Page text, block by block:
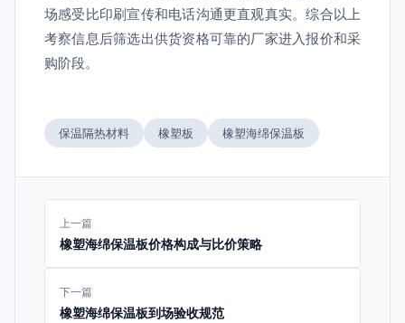
场感受比印刷宣传和电话沟通更直观真实。综合以上
考察信息后筛选出供货资格可靠的厂家进入报价和采
购阶段。
保温隔热材料 橡塑板 橡塑海绵保温板
上一篇
橡塑海绵保温板价格构成与比价策略
下一篇
橡塑海绵保温板到场验收规范